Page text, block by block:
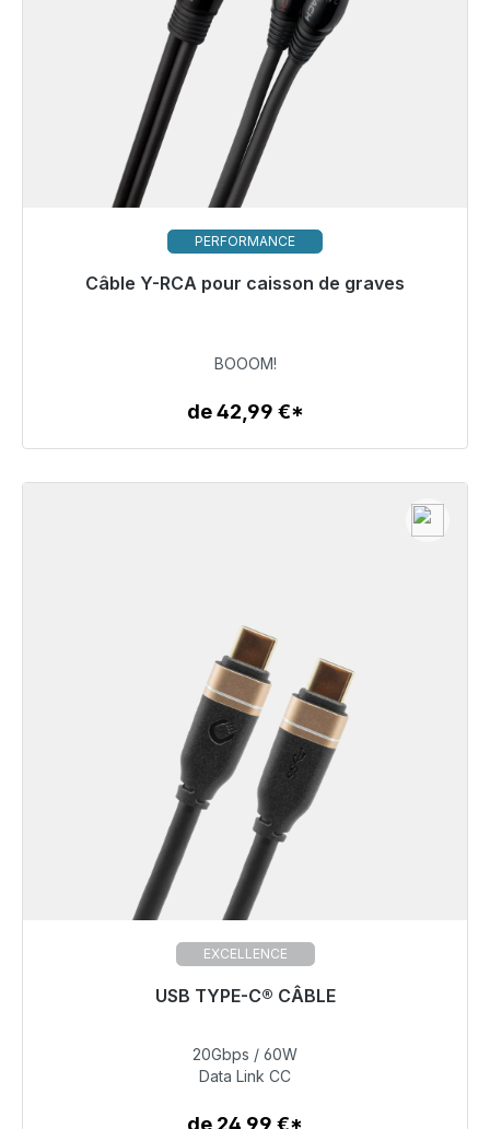
PERFORMANCE
Câble Y-RCA pour caisson de graves
Bientôt à nouveau disponible
Détails
BOOOM!
de 42,99 €*
EXCELLENCE
USB TYPE-C® CÂBLE
39,99 €
20Gbps / 60W
Data Link CC
de 24,99 €*